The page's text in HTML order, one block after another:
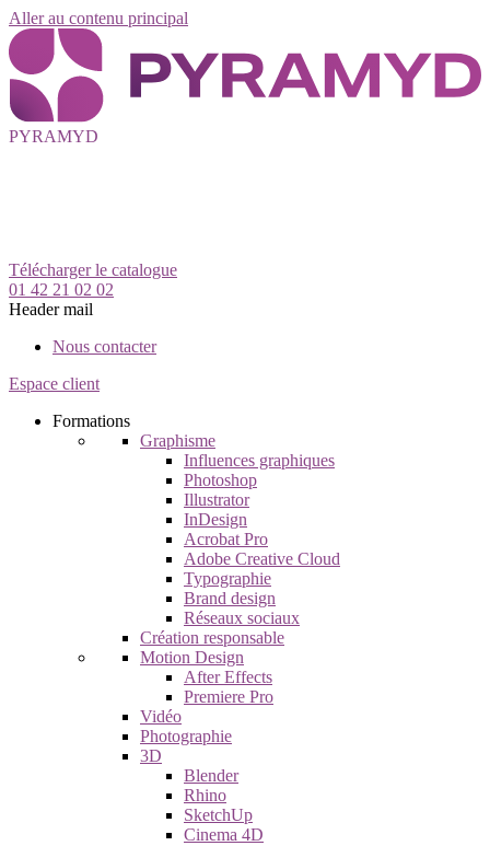
Aller au contenu principal
PYRAMYD
Télécharger le catalogue
01 42 21 02 02
Header mail
Nous contacter
Espace client
Formations
Graphisme
Influences graphiques
Photoshop
Illustrator
InDesign
Acrobat Pro
Adobe Creative Cloud
Typographie
Brand design
Réseaux sociaux
Création responsable
Motion Design
After Effects
Premiere Pro
Vidéo
Photographie
3D
Blender
Rhino
SketchUp
Cinema 4D